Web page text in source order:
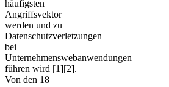
häufigsten
Angriffsvektor
werden und zu
Datenschutzverletzungen
bei
Unternehmenswebanwendungen
führen wird [1][2].
Von den 18